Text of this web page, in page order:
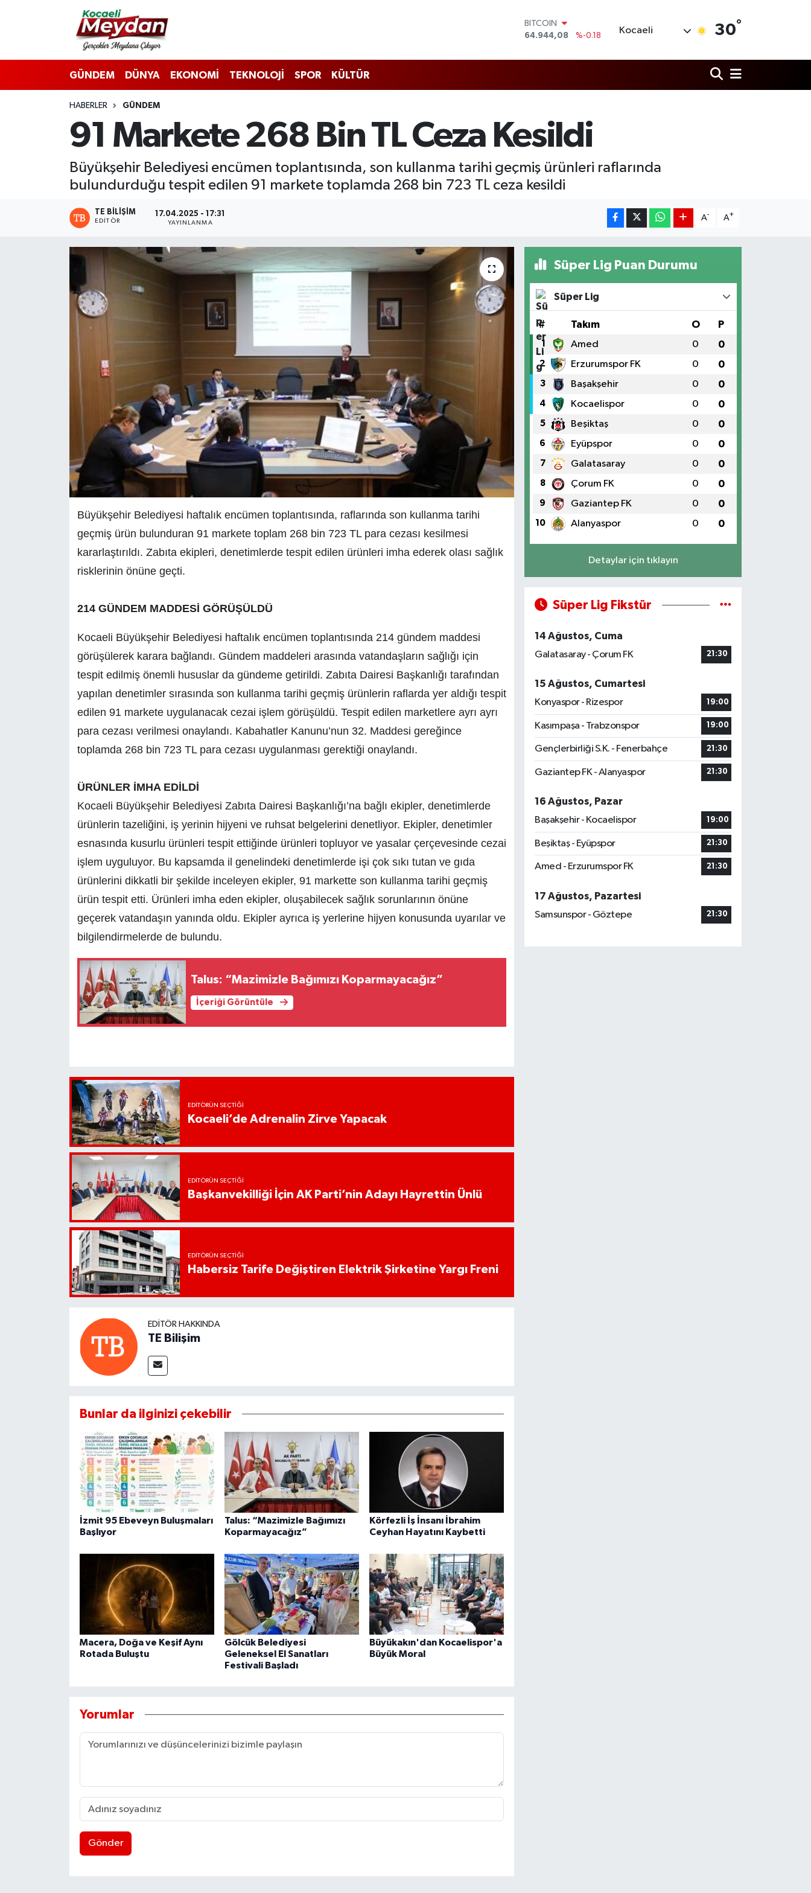
64.944,08
DOLAR
64,4811
%0.38
BİST100
13.779
%-14
Kocaeli 30°
GÜNDEM DÜNYA EKONOMİ TEKNOLOJİ SPOR KÜLTÜR
HABERLER GÜNDEM
91 Markete 268 Bin TL Ceza Kesildi
Büyükşehir Belediyesi encümen toplantısında, son kullanma tarihi geçmiş ürünleri raflarında
bulundurduğu tespit edilen 91 markete toplamda 268 bin 723 TL ceza kesildi
TE BILIŞIM
EDITÖR
17.04.2025 - 17:31
YAYINLANMA
A- A+
Büyükşehir Belediyesi haftalık encümen toplantısında, raflarında son kullanma tarihi
geçmiş ürün bulunduran 91 markete toplam 268 bin 723 TL para cezası kesilmesi
kararlaştırıldı. Zabıta ekipleri, denetimlerde tespit edilen ürünleri imha ederek olası sağlık
risklerinin önüne geçti.
214 GÜNDEM MADDESİ GÖRÜŞÜLDÜ
Kocaeli Büyükşehir Belediyesi haftalık encümen toplantısında 214 gündem maddesi
görüşülerek karara bağlandı. Gündem maddeleri arasında vatandaşların sağlığı için
tespit edilmiş önemli hususlar da gündeme getirildi. Zabıta Dairesi Başkanlığı tarafından
yapılan denetimler sırasında son kullanma tarihi geçmiş ürünlerin raflarda yer aldığı tespit
edilen 91 markete uygulanacak cezai işlem görüşüldü. Tespit edilen marketlere ayrı ayrı
para cezası verilmesi onaylandı. Kabahatler Kanunu’nun 32. Maddesi gereğince
toplamda 268 bin 723 TL para cezası uygulanması gerektiği onaylandı.
ÜRÜNLER İMHA EDİLDİ
Kocaeli Büyükşehir Belediyesi Zabıta Dairesi Başkanlığı’na bağlı ekipler, denetimlerde
ürünlerin tazeliğini, iş yerinin hijyeni ve ruhsat belgelerini denetliyor. Ekipler, denetimler
esnasında kusurlu ürünleri tespit ettiğinde ürünleri topluyor ve yasalar çerçevesinde cezai
işlem uyguluyor. Bu kapsamda il genelindeki denetimlerde işi çok sıkı tutan ve gıda
ürünlerini dikkatli bir şekilde inceleyen ekipler, 91 markette son kullanma tarihi geçmiş
ürün tespit etti. Ürünleri imha eden ekipler, oluşabilecek sağlık sorunlarının önüne
geçerek vatandaşın yanında oldu. Ekipler ayrıca iş yerlerine hijyen konusunda uyarılar ve
bilgilendirmelerde de bulundu.
Talus: “Mazimizle Bağımızı Koparmayacağız”
İçeriği Görüntüle
EDITÖRÜN SEÇTIĞI
Kocaeli’de Adrenalin Zirve Yapacak
EDITÖRÜN SEÇTIĞI
Başkanvekilliği İçin AK Parti’nin Adayı Hayrettin Ünlü
EDITÖRÜN SEÇTIĞI
Habersiz Tarife Değiştiren Elektrik Şirketine Yargı Freni
EDITÖR HAKKINDA
TE Bilişim
Bunlar da ilginizi çekebilir
İzmit 95 Ebeveyn Buluşmaları
Başlıyor
Talus: “Mazimizle Bağımızı
Koparmayacağız”
Körfezli İş İnsanı İbrahim
Ceyhan Hayatını Kaybetti
Macera, Doğa ve Keşif Aynı
Rotada Buluştu
Gölcük Belediyesi
Geleneksel El Sanatları
Festivali Başladı
Büyükakın'dan Kocaelispor'a
Büyük Moral
Yorumlar
Gönder
Süper Lig Puan Durumu
Süper Lig
# Takım O P
1 Amed 0 0
2 Erzurumspor FK 0 0
3 Başakşehir 0 0
4 Kocaelispor 0 0
5 Beşiktaş 0 0
6 Eyüpspor 0 0
7 Galatasaray 0 0
8 Çorum FK 0 0
9 Gaziantep FK 0 0
10 Alanyaspor 0 0
Detaylar için tıklayın
Süper Lig Fikstür
14 Ağustos, Cuma
Galatasaray - Çorum FK
21:30
15 Ağustos, Cumartesi
Konyaspor - Rizespor
19:00
Kasımpaşa - Trabzonspor 19:00
Gençlerbirliği S.K. - Fenerbahçe 21:30
Gaziantep FK - Alanyaspor 21:30
16 Ağustos, Pazar
Başakşehir - Kocaelispor
19:00
Beşiktaş - Eyüpspor 21:30
Amed - Erzurumspor FK 21:30
17 Ağustos, Pazartesi
Samsunspor - Göztepe
21:30
Nöbetçi Eczaneler
Hava Durumu
Trafik Durumu
Süper Lig Puan Durumu ve Fikstür
Tüm Manşetler
Haber Arşivi